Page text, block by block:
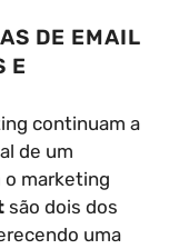
DE EMAIL
E
continuam a
de um
marketing
são dois dos
uma